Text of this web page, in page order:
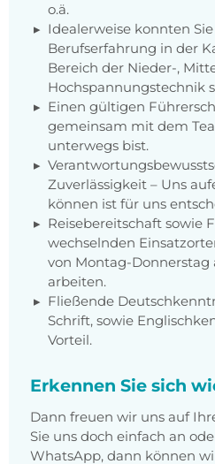
o.ä.
Idealerweise konnten
Berufserfahrung in der
Bereich der Nieder-,
Hochspannungstechnik
Einen gültigen
gemeinsam mit dem
unterwegs bist.
Zuverlässigkeit – Uns
können ist für uns
Reisebereitschaft sowie
wechselnden
von Montag-Donnerstag
arbeiten.
Fließende
Schrift, sowie
Vorteil.
Erkennen Sie sich
Dann freuen wir uns auf
Sie uns doch einfach an
WhatsApp, dann können